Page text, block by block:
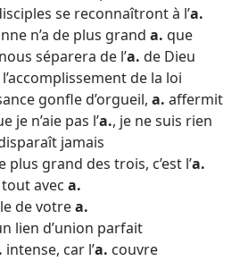
se reconnaîtront à l’a.
n’a de plus grand a. que
séparera de l’a. de Dieu
de la loi
gonfle d’orgueil, a. affermit
je n’aie pas l’a., je ne suis rien
jamais
plus grand des trois, c’est l’a.
avec a.
de votrea.
lien d’union parfait
intense, car l’a. couvre